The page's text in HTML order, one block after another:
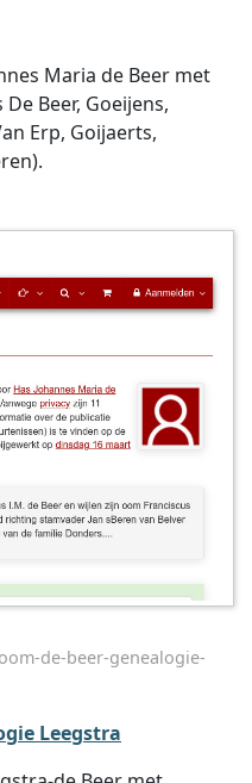
Maria de Beer met
Beer, Goeijens,
Erp, Goijaerts,
de-beer-genealogie-
Leegstra